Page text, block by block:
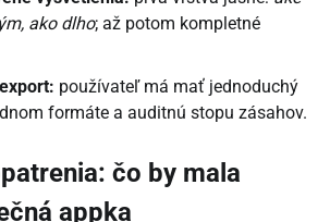
ako dlho; až potom kompletné
používateľ má mať jednoduchý
formáte a auditnú stopu zásahov.
čo by mala
appka